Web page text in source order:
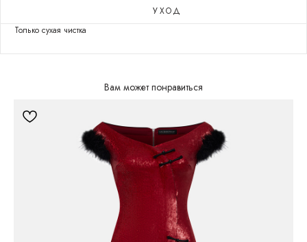
УХОД
Только сухая чистка
Вам может понравиться